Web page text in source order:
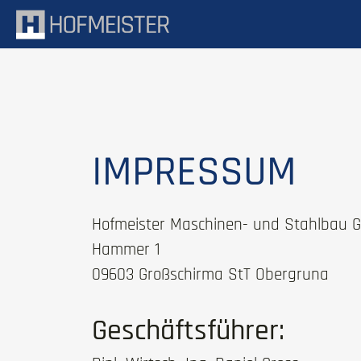
Hofmeister Maschinenbau
IMPRESSUM
Hofmeister Maschinen- und Stahlbau
Hammer 1
09603 Großschirma StT Obergruna
Geschäftsführer: